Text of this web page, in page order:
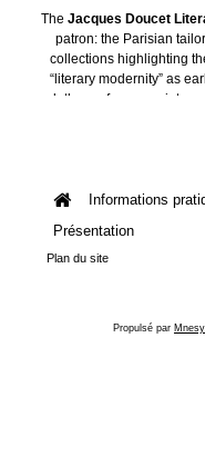
TheJacques Doucet
patron: the Parisian
collections highlighting
“literary modernity” as
plethora of manuscripts,
Informations
Présentation
Plan du site
Propulsé par